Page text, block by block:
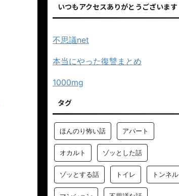
いつもアクセスありがとうございます
不思議net
本当にやった復讐まとめ
1000mg
タグ
ほんのり怖い話 アパート
オカルト ゾッとした話
ゾッとする話 トイレ トンネル